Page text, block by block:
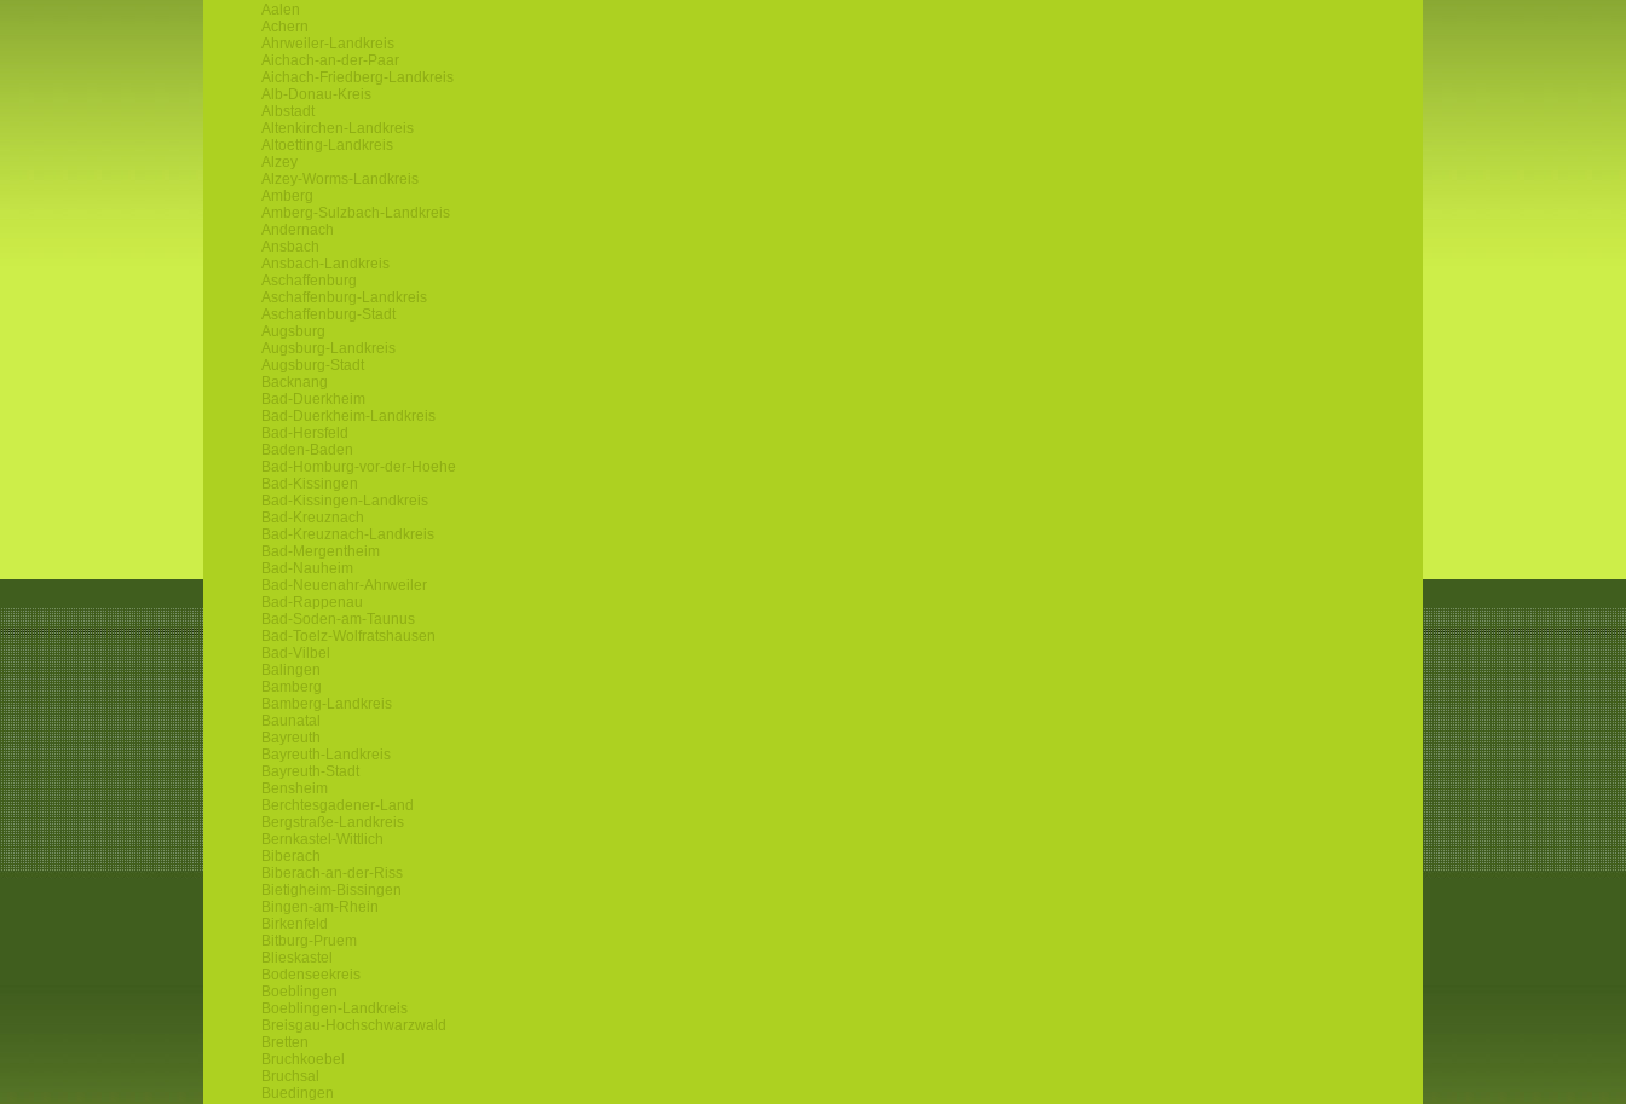
Aalen
Achern
Ahrweiler-Landkreis
Aichach-an-der-Paar
Aichach-Friedberg-Landkreis
Alb-Donau-Kreis
Albstadt
Altenkirchen-Landkreis
Altoetting-Landkreis
Alzey
Alzey-Worms-Landkreis
Amberg
Amberg-Sulzbach-Landkreis
Andernach
Ansbach
Ansbach-Landkreis
Aschaffenburg
Aschaffenburg-Landkreis
Aschaffenburg-Stadt
Augsburg
Augsburg-Landkreis
Augsburg-Stadt
Backnang
Bad-Duerkheim
Bad-Duerkheim-Landkreis
Bad-Hersfeld
Baden-Baden
Bad-Homburg-vor-der-Hoehe
Bad-Kissingen
Bad-Kissingen-Landkreis
Bad-Kreuznach
Bad-Kreuznach-Landkreis
Bad-Mergentheim
Bad-Nauheim
Bad-Neuenahr-Ahrweiler
Bad-Rappenau
Bad-Soden-am-Taunus
Bad-Toelz-Wolfratshausen
Bad-Vilbel
Balingen
Bamberg
Bamberg-Landkreis
Baunatal
Bayreuth
Bayreuth-Landkreis
Bayreuth-Stadt
Bensheim
Berchtesgadener-Land
Bergstraße-Landkreis
Bernkastel-Wittlich
Biberach
Biberach-an-der-Riss
Bietigheim-Bissingen
Bingen-am-Rhein
Birkenfeld
Bitburg-Pruem
Blieskastel
Bodenseekreis
Boeblingen
Boeblingen-Landkreis
Breisgau-Hochschwarzwald
Bretten
Bruchkoebel
Bruchsal
Buedingen